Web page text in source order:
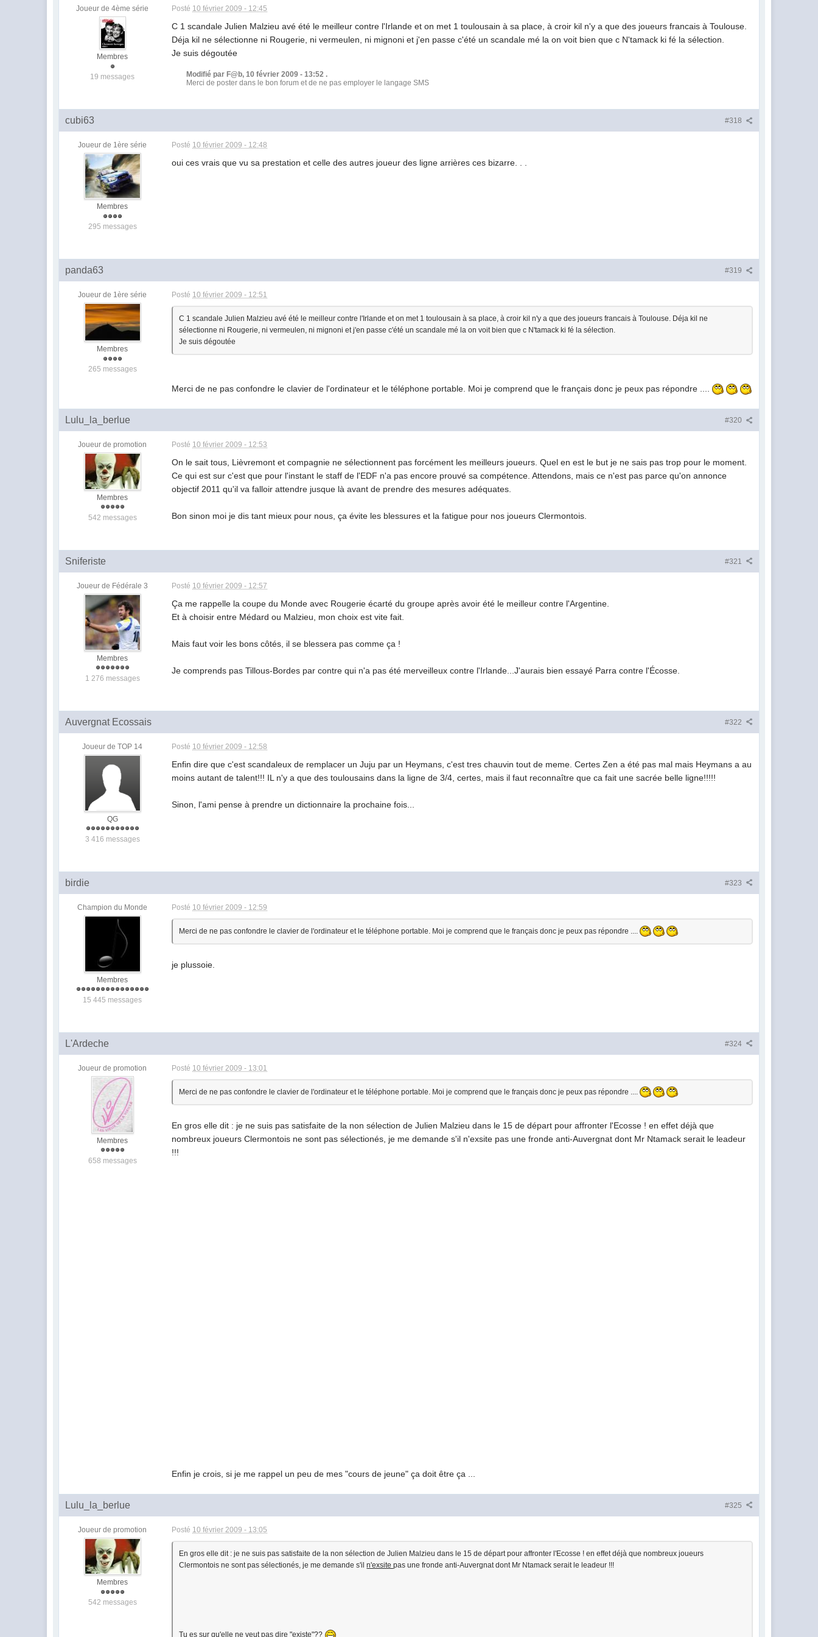
Joueur de 4ème série
Membres
19 messages
Posté 10 février 2009 - 12:45
C 1 scandale Julien Malzieu avé été le meilleur contre l'Irlande et on met 1 toulousain à sa place, à croir kil n'y a que des joueurs francais à Toulouse.
Déja kil ne sélectionne ni Rougerie, ni vermeulen, ni mignoni et j'en passe c'été un scandale mé la on voit bien que c N'tamack ki fé la sélection.
Je suis dégoutée
Modifié par F@b, 10 février 2009 - 13:52 .
Merci de poster dans le bon forum et de ne pas employer le langage SMS
#318
cubi63
Joueur de 1ère série
Membres
295 messages
Posté 10 février 2009 - 12:48
oui ces vrais que vu sa prestation et celle des autres joueur des ligne arrières ces bizarre. . .
#319
panda63
Joueur de 1ère série
Membres
265 messages
Posté 10 février 2009 - 12:51
C 1 scandale Julien Malzieu avé été le meilleur contre l'Irlande et on met 1 toulousain à sa place, à croir kil n'y a que des joueurs francais à Toulouse. Déja kil ne
sélectionne ni Rougerie, ni vermeulen, ni mignoni et j'en passe c'été un scandale mé la on voit bien que c N'tamack ki fé la sélection.
Je suis dégoutée
Merci de ne pas confondre le clavier de l'ordinateur et le téléphone portable. Moi je comprend que le français donc je peux pas répondre ....
#320
Lulu_la_berlue
Joueur de promotion
Membres
542 messages
Posté 10 février 2009 - 12:53
On le sait tous, Lièvremont et compagnie ne sélectionnent pas forcément les meilleurs joueurs. Quel en est le but je ne sais pas trop pour le moment.
Ce qui est sur c'est que pour l'instant le staff de l'EDF n'a pas encore prouvé sa compétence. Attendons, mais ce n'est pas parce qu'on annonce
objectif 2011 qu'il va falloir attendre jusque là avant de prendre des mesures adéquates.
Bon sinon moi je dis tant mieux pour nous, ça évite les blessures et la fatigue pour nos joueurs Clermontois.
#321
Sniferiste
Joueur de Fédérale 3
Membres
1 276 messages
Posté 10 février 2009 - 12:57
Ça me rappelle la coupe du Monde avec Rougerie écarté du groupe après avoir été le meilleur contre l'Argentine.
Et à choisir entre Médard ou Malzieu, mon choix est vite fait.
Mais faut voir les bons côtés, il se blessera pas comme ça !
Je comprends pas Tillous-Bordes par contre qui n'a pas été merveilleux contre l'Irlande...J'aurais bien essayé Parra contre l'Écosse.
#322
Auvergnat Ecossais
Joueur de TOP 14
QG
3 416 messages
Posté 10 février 2009 - 12:58
Enfin dire que c'est scandaleux de remplacer un Juju par un Heymans, c'est tres chauvin tout de meme. Certes Zen a été pas mal mais Heymans a au
moins autant de talent!!! IL n'y a que des toulousains dans la ligne de 3/4, certes, mais il faut reconnaître que ca fait une sacrée belle ligne!!!!!
Sinon, l'ami pense à prendre un dictionnaire la prochaine fois...
#323
birdie
Champion du Monde
Membres
15 445 messages
Posté 10 février 2009 - 12:59
Merci de ne pas confondre le clavier de l'ordinateur et le téléphone portable. Moi je comprend que le français donc je peux pas répondre ....
je plussoie.
#324
L'Ardeche
Joueur de promotion
Membres
658 messages
Posté 10 février 2009 - 13:01
Merci de ne pas confondre le clavier de l'ordinateur et le téléphone portable. Moi je comprend que le français donc je peux pas répondre ....
En gros elle dit : je ne suis pas satisfaite de la non sélection de Julien Malzieu dans le 15 de départ pour affronter l'Ecosse ! en effet déjà que
nombreux joueurs Clermontois ne sont pas sélectionés, je me demande s'il n'exsite pas une fronde anti-Auvergnat dont Mr Ntamack serait le leadeur
!!!
Enfin je crois, si je me rappel un peu de mes "cours de jeune" ça doit être ça ...
#325
Lulu_la_berlue
Joueur de promotion
Membres
542 messages
Posté 10 février 2009 - 13:05
En gros elle dit : je ne suis pas satisfaite de la non sélection de Julien Malzieu dans le 15 de départ pour affronter l'Ecosse ! en effet déjà que nombreux joueurs
Clermontois ne sont pas sélectionés, je me demande s'iln'exsitepas une fronde anti-Auvergnat dont Mr Ntamack serait le leadeur !!!
Tu es sur qu'elle ne veut pas dire "existe"??